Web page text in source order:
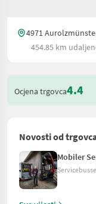
4971
454.85 km
Ocjena trgovca4.4
Novosti od
Mobiler